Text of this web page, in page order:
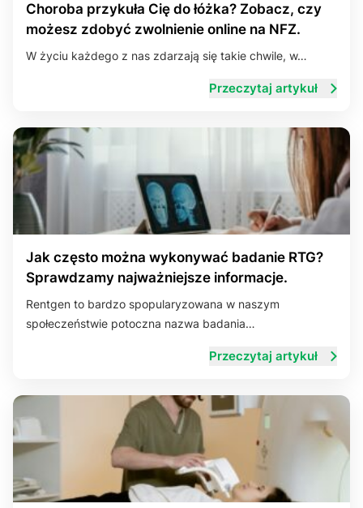
Choroba przykuła Cię do łóżka? Zobacz, czy
możesz zdobyć zwolnienie online na NFZ.
W życiu każdego z nas zdarzają się takie chwile, w…
Przeczytaj artykuł
Jak często można wykonywać badanie RTG?
Sprawdzamy najważniejsze informacje.
Rentgen to bardzo spopularyzowana w naszym
społeczeństwie potoczna nazwa badania…
Przeczytaj artykuł